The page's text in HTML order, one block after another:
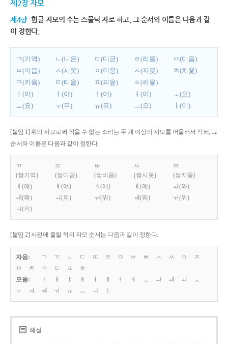
제2장 자모
제4항 한글 자모의 수는 스물넉 자로 하고, 그 순서와 이름은 다음과 같
이 정한다.
ㄱ(기역) ㄴ(니은) ㄷ(디귿) ㄹ(리을)
ㅁ(미음)
ㅂ(비읍)
ㅅ(시옷) ㅇ(이응) ㅈ(지읒)
ㅊ(치읓)
ㅋ(키읔)
ㅌ(티읕) ㅍ(피읖)
ㅎ(히읗)
ㅏ(아)
ㅑ(야) ㅓ(어) ㅕ(여)
ㅗ(오)
ㅛ(요)
ㅜ(우) ㅠ(유) ㅡ(으) ㅣ(이)
[붙임 1] 위의 자모로써 적을 수 없는 소리는 두 개 이상의 자모를 어울러서 적되, 그
순서와 이름은 다음과 같이 정한다.
ㄲ
(쌍기역)
ㄸ
(쌍디귿)
ㅃ
(쌍비읍)
ㅆ
(쌍시옷)
ㅉ
(쌍지읒)
ㅐ(애)
ㅒ(얘) ㅔ(에) ㅖ(예)
ㅘ(와)
ㅙ(왜)
ㅚ(외) ㅝ(워) ㅞ(웨)
ㅟ(위)
ㅢ(의)
[붙임 2] 사전에 올릴 적의 자모 순서는 다음과 같이 정한다.
자음: ㄱ ㄲ ㄴ ㄷ ㄸ ㄹ ㅁ ㅂ ㅃ ㅅ ㅆ ㅇ
ㅈ
ㅉ
ㅊ ㅋ ㅌ ㅍ
ㅎ
모음:
ㅏ ㅐ ㅑ ㅒ ㅓ ㅔ ㅕ ㅖ ㅗ ㅘ ㅙ ㅚ
ㅛ
ㅜ
ㅝ ㅞ ㅟ ㅠ ㅡ ㅢ
해설